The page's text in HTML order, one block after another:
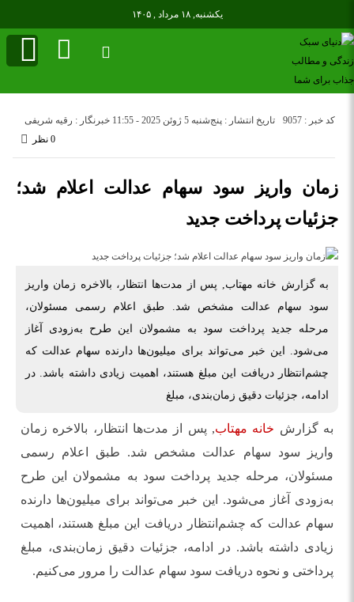
یکشنبه, ۱۸ مرداد , ۱۴۰۵
تاریخ انتشار : پنج‌شنبه 5 ژوئن 2025 - 11:55 خبرنگار : رقیه شریفی
کد خبر : 9057
0 نظر
زمان واریز سود سهام عدالت اعلام شد؛
جزئیات پرداخت جدید
به گزارش خانه مهتاب, پس از مدت‌ها انتظار، بالاخره زمان واریز
سود سهام عدالت مشخص شد. طبق اعلام رسمی مسئولان،
مرحله جدید پرداخت سود به مشمولان این طرح به‌زودی آغاز
می‌شود. این خبر می‌تواند برای میلیون‌ها دارنده سهام عدالت که
چشم‌انتظار دریافت این مبلغ هستند، اهمیت زیادی داشته باشد. در
ادامه، جزئیات دقیق زمان‌بندی، مبلغ
به گزارش خانه مهتاب, پس از مدت‌ها انتظار، بالاخره زمان
واریز سود سهام عدالت مشخص شد. طبق اعلام رسمی
مسئولان، مرحله جدید پرداخت سود به مشمولان این طرح
به‌زودی آغاز می‌شود. این خبر می‌تواند برای میلیون‌ها دارنده
سهام عدالت که چشم‌انتظار دریافت این مبلغ هستند، اهمیت
زیادی داشته باشد. در ادامه، جزئیات دقیق زمان‌بندی، مبلغ
پرداختی و نحوه دریافت سود سهام عدالت را مرور می‌کنیم.